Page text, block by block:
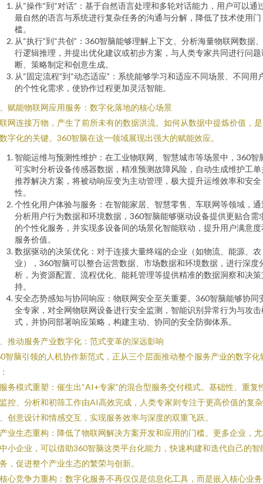
从“操作”到“对话”：基于自然语言处理和多轮对话能力，用户可以通
最自然的语言与系统进行复杂任务的沟通与分解，降低了技术使用门
槛。
从“执行”到“共创”：360智脑能够理解上下文、分析海量物联网数据
行逻辑推理，并提出优化建议或初步方案，与人类专家共同进行问题
断、策略制定和创意生成。
从“固定流程”到“动态适应”：系统能够学习和适应不同场景、不同用
的个性化需求，使协作过程更加灵活智能。
赋能物联网应用服务：数字化落地的核心场景
网连接万物，产生了前所未有的数据洪流。如何从数据中提炼价值，
字化的关键。360智脑在这一领域展现出强大的赋能效应。
智能运维与预测性维护：在工业物联网、智慧城市等场景中，360智
可实时分析设备传感器数据，精准预测故障风险，自动生成维护工单
推荐解决方案，将被动响应变为主动管理，极大提升运维效率和安全
性。
个性化用户体验与服务：在智能家居、智慧零售、车联网等领域，通
分析用户行为数据和环境数据，360智脑能够驱动设备提供更贴合需
的个性化服务，并实现多设备间的场景化智能联动，提升用户满意度
服务价值。
数据驱动的决策优化：对于连接大量终端的企业（如物流、能源、农
业），360智脑可以整合运营数据、市场数据和环境数据，进行深度
析，为资源配置、流程优化、能耗管理等提供精准的数据洞察和决策
持。
安全态势感知与协同响应：物联网安全至关重要。360智脑能够协同
全专家，对全网物联网设备进行安全监测，智能识别异常行为与攻击
式，并协同部署响应策略，构建主动、协同的安全防御体系。
推动服务产业数字化：范式变革的深远影响
智脑引领的人机协作新范式，正从三个层面推动整个服务产业的数字化
务模式重塑：催生出“AI+专家”的混合型服务交付模式。基础性、重复
控、分析和初筛工作由AI高效完成，人类专家则专注于更高价值的复
创意设计和情感交互，实现服务效率与深度的双重飞跃。
业生态重构：降低了物联网解决方案开发和应用的门槛。更多企业，
小企业，可以借助360智脑这类平台化能力，快速构建和迭代自己的智
，促进整个产业生态的繁荣与创新。
心竞争力重构：数字化服务不再仅仅是信息化工具，而是嵌入核心业